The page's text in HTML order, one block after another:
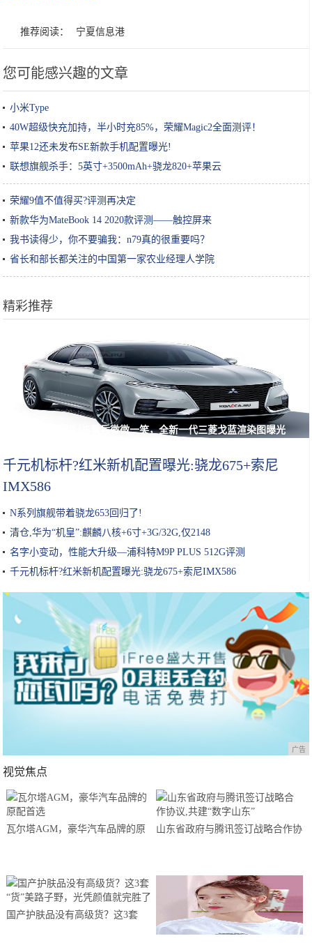
推荐阅读： 宁夏信息港
您可能感兴趣的文章
小米Type
40W超级快充加持，半小时充85%，荣耀Magic2全面测评！
苹果12还未发布SE新款手机配置曝光!
联想旗舰杀手：5英寸+3500mAh+骁龙820+苹果云
荣耀9值不值得买?评测再决定
新款华为MateBook 14 2020款评测——触控屏来
我书读得少，你不要骗我：n79真的很重要吗？
省长和部长都关注的中国第一家农业经理人学院
精彩推荐
长安逸动PLUS看后微微一笑，全新一代三菱戈蓝渲染图曝光
千元机标杆?红米新机配置曝光:骁龙675+索尼
IMX586
N系列旗舰带着骁龙653回归了!
清仓,华为“机皇”:麒麟八核+6寸+3G/32G,仅2148
名字小变动，性能大升级—浦科特M9P PLUS 512G评测
千元机标杆?红米新机配置曝光:骁龙675+索尼IMX586
广告
视觉焦点
瓦尔塔AGM，豪华汽车品牌的原
山东省政府与腾讯签订战略合作协
国产护肤品没有高级货？这3套